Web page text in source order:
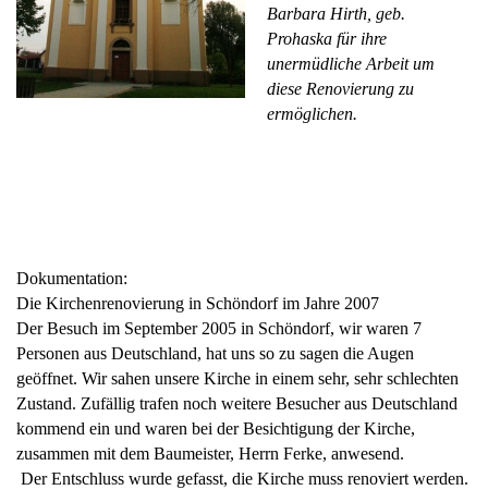
Barbara Hirth, geb.
Prohaska für ihre
unermüdliche Arbeit um
diese Renovierung zu
ermöglichen.
Dokumentation:
Die Kirchenrenovierung in Schöndorf im Jahre 2007
Der Besuch im September 2005 in Schöndorf, wir waren 7
Personen aus Deutschland, hat uns so zu sagen die Augen
geöffnet. Wir sahen unsere Kirche in einem sehr, sehr schlechten
Zustand. Zufällig trafen noch weitere Besucher aus Deutschland
kommend ein und waren bei der Besichtigung der Kirche,
zusammen mit dem Baumeister, Herrn Ferke, anwesend.
Der Entschluss wurde gefasst, die Kirche muss renoviert werden.